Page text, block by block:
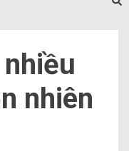
nhiên